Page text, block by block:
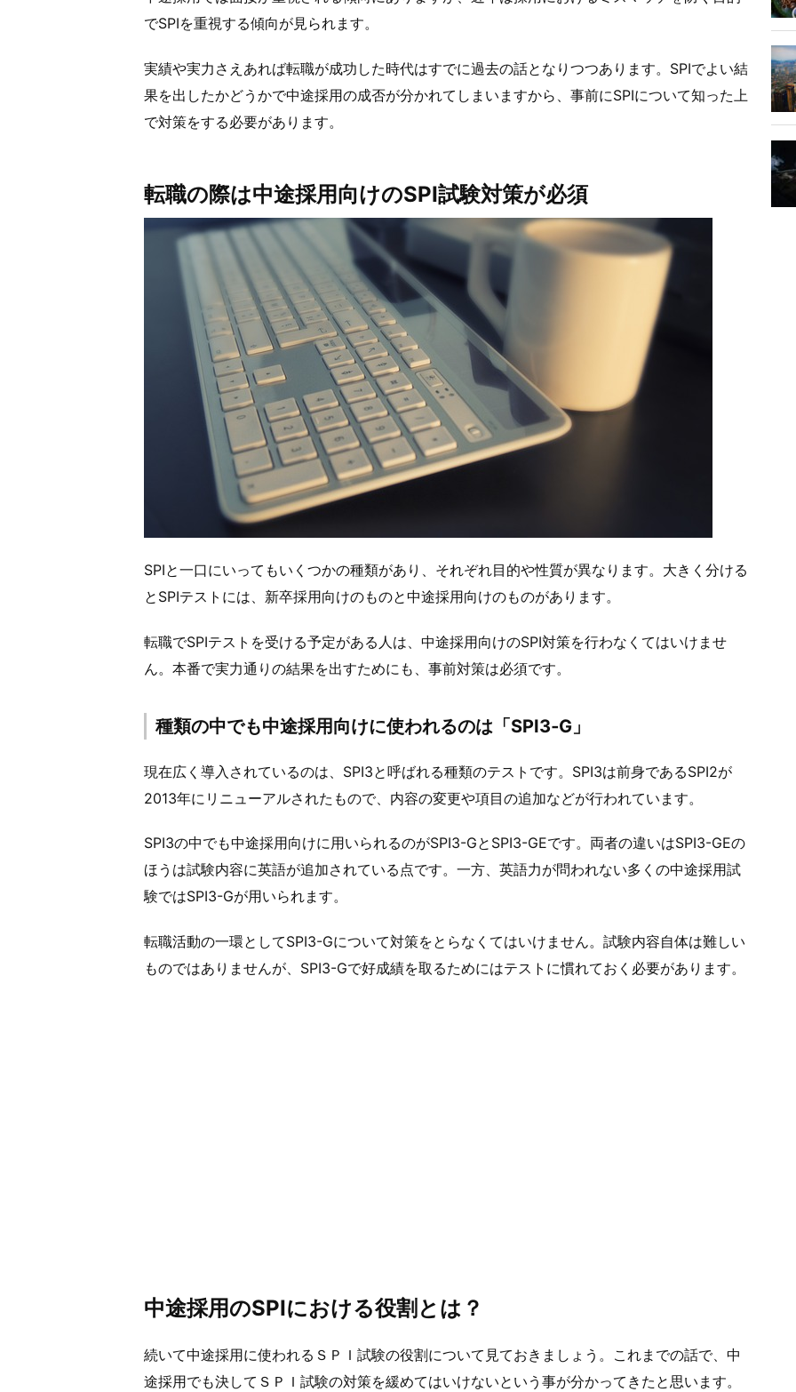
でSPIを重視する傾向が見られます。
実績や実力さえあれば転職が成功した時代はすでに過去の話となりつつあります。SPIでよい結
果を出したかどうかで中途採用の成否が分かれてしまいますから、事前にSPIについて知った上
で対策をする必要があります。
転職の際は中途採用向けのSPI試験対策が必須
SPIと一口にいってもいくつかの種類があり、それぞれ目的や性質が異なります。大きく分ける
とSPIテストには、新卒採用向けのものと中途採用向けのものがあります。
転職でSPIテストを受ける予定がある人は、中途採用向けのSPI対策を行わなくてはいけませ
ん。本番で実力通りの結果を出すためにも、事前対策は必須です。
種類の中でも中途採用向けに使われるのは「SPI3‐G」
現在広く導入されているのは、SPI3と呼ばれる種類のテストです。SPI3は前身であるSPI2が
2013年にリニューアルされたもので、内容の変更や項目の追加などが行われています。
SPI3の中でも中途採用向けに用いられるのがSPI3-GとSPI3-GEです。両者の違いはSPI3-GEの
ほうは試験内容に英語が追加されている点です。一方、英語力が問われない多くの中途採用試
験ではSPI3-Gが用いられます。
転職活動の一環としてSPI3-Gについて対策をとらなくてはいけません。試験内容自体は難しい
ものではありませんが、SPI3-Gで好成績を取るためにはテストに慣れておく必要があります。
中途採用のSPIにおける役割とは？
続いて中途採用に使われるＳＰＩ試験の役割について見ておきましょう。これまでの話で、中
途採用でも決してＳＰＩ試験の対策を緩めてはいけないという事が分かってきたと思います。